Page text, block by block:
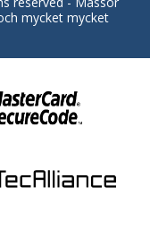
mycket mycket